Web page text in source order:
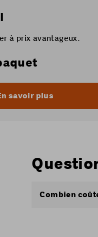
à prix avantageux.
savoir plus
Combien